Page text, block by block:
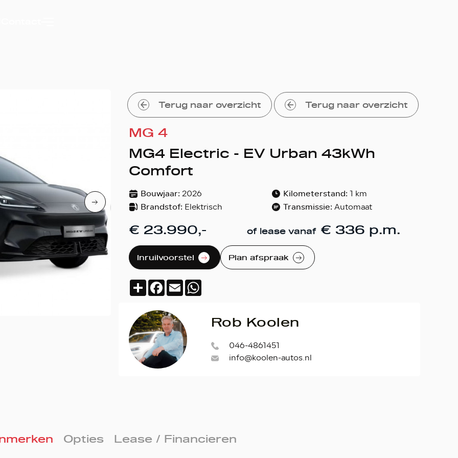
Terug naar overzicht Terug naar overzicht
MG 4
MG4 Electric - EV Urban 43kWh
Comfort
Bouwjaar: 2026 Kilometerstand: 1 km
Brandstof: Elektrisch Transmissie: Automaat
€ 23.990,- of lease vanaf € 336 p.m.
Inruilvoorstel Plan afspraak
DeelFacebook
EmailWhatsApp
Rob Koolen
046-4861451
info@koolen-autos.nl
Opties Lease / Financieren